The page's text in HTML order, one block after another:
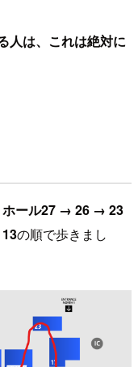
人は、これは絶対に
ホール27 → 26 → 23
の順で歩きまし